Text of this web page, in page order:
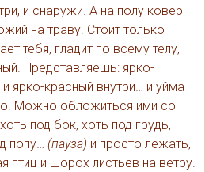
и снаружи. А на полу ковер –
на траву. Стоит только
тебя, гладит по всему телу,
Представляешь: ярко-
ярко-красный внутри… и уйма
Можно обложиться ими со
под бок, хоть под грудь,
попу… (пауза) и просто лежать,
птиц и шорох листьев на ветру.